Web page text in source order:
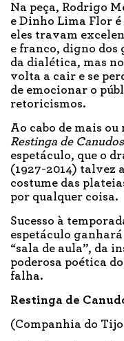
Na peça, Rodrigo
e Dinho Lima Flor
eles travam
e franco, digno dos
da dialética, mas
volta a cair e se
de emocionar o
retoricismos.
Ao cabo de mais ou
Restinga de Canudos
espetáculo, que o
(1927-2014) talvez
costume das
por qualquer coisa.
Sucesso à
espetáculo
“sala de aula”, da
poderosa poética
falha.
Restinga de
(Companhia do